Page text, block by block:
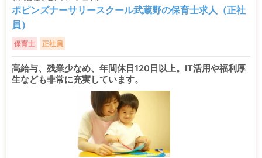
ポピンズナーサリースクール武蔵野の保育士求人（正社
員）
保育士 正社員
高給与、残業少なめ、年間休日120日以上。IT活用や福利厚
生なども非常に充実しています。